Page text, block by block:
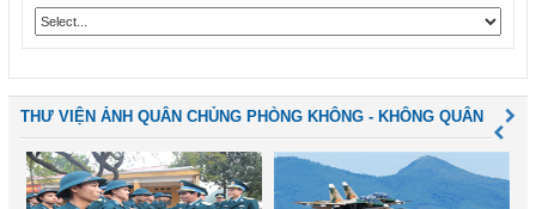
THƯ VIỆN ẢNH QUÂN CHỦNG PHÒNG KHÔNG - KHÔNG QUÂN